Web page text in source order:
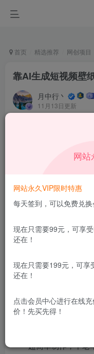
首页 精选推荐 网创项目
靠AI生成短视频壁
月中行丶
11月13日更新
本站所有内容来自互联
用途。如有侵权、不妥
超简单制作，中老
网站
网站永久VIP限时特惠
每天签到，可以免费兑换
现在只需要99元，可享
还在！
现在只需要199元，可享
还在！
点击会员中心进行在线
价！先买先得！